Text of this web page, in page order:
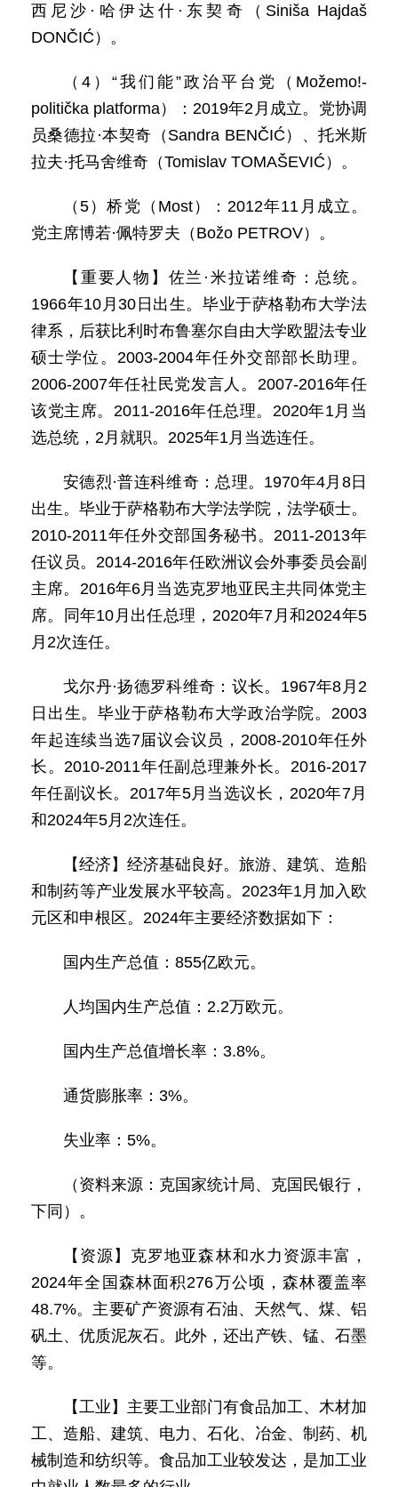
西尼沙·哈伊达什·东契奇（Siniša Hajdaš
DONČIĆ）。
（4）“我们能”政治平台党（Možemo!-
politička platforma）：2019年2月成立。党协调
员桑德拉·本契奇（Sandra BENČIĆ）、托米斯
拉夫·托马舍维奇（Tomislav TOMAŠEVIĆ）。
（5）桥党（Most）：2012年11月成立。
党主席博若·佩特罗夫（Božo PETROV）。
【重要人物】佐兰·米拉诺维奇：总统。
1966年10月30日出生。毕业于萨格勒布大学法
律系，后获比利时布鲁塞尔自由大学欧盟法专业
硕士学位。2003-2004年任外交部部长助理。
2006-2007年任社民党发言人。2007-2016年任
该党主席。2011-2016年任总理。2020年1月当
选总统，2月就职。2025年1月当选连任。
安德烈·普连科维奇：总理。1970年4月8日
出生。毕业于萨格勒布大学法学院，法学硕士。
2010-2011年任外交部国务秘书。2011-2013年
任议员。2014-2016年任欧洲议会外事委员会副
主席。2016年6月当选克罗地亚民主共同体党主
席。同年10月出任总理，2020年7月和2024年5
月2次连任。
戈尔丹·扬德罗科维奇：议长。1967年8月2
日出生。毕业于萨格勒布大学政治学院。2003
年起连续当选7届议会议员，2008-2010年任外
长。2010-2011年任副总理兼外长。2016-2017
年任副议长。2017年5月当选议长，2020年7月
和2024年5月2次连任。
【经济】经济基础良好。旅游、建筑、造船
和制药等产业发展水平较高。2023年1月加入欧
元区和申根区。2024年主要经济数据如下：
国内生产总值：855亿欧元。
人均国内生产总值：2.2万欧元。
国内生产总值增长率：3.8%。
通货膨胀率：3%。
失业率：5%。
（资料来源：克国家统计局、克国民银行，
下同）。
【资源】克罗地亚森林和水力资源丰富，
2024年全国森林面积276万公顷，森林覆盖率
48.7%。主要矿产资源有石油、天然气、煤、铝
矾土、优质泥灰石。此外，还出产铁、锰、石墨
等。
【工业】主要工业部门有食品加工、木材加
工、造船、建筑、电力、石化、冶金、制药、机
械制造和纺织等。食品加工业较发达，是加工业